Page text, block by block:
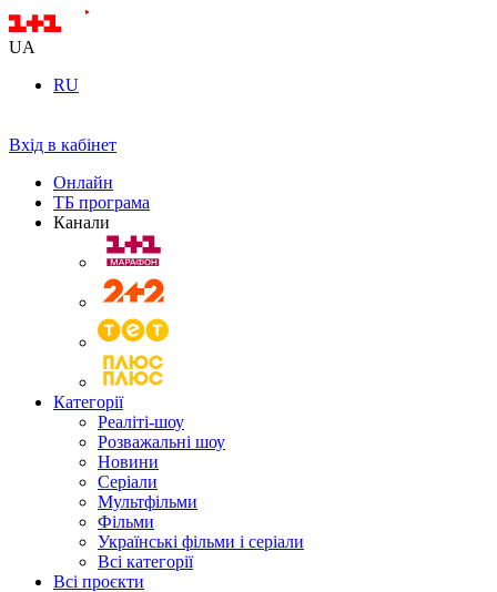
UA
RU
Вхід в кабінет
Онлайн
ТБ програма
Канали
Категорії
Реаліті-шоу
Розважальні шоу
Новини
Серіали
Мультфільми
Фільми
Українські фільми і серіали
Всі категорії
Всі проєкти